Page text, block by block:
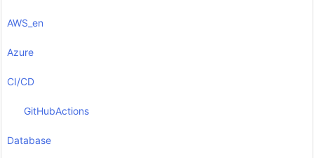
AWS_en
Azure
CI/CD
GitHubActions
Database